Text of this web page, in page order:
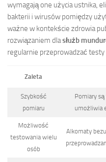
wymagają one użycia ustnika,
bakterii i wirusów pomiędzy
ważne w kontekście zdrowia
rozwiązaniem dlasłużb
regularnie przeprowadzać
Zaleta
Szybkość
pomiaru
Pomiary
umożliwia
Możliwość
testowania wielu
osób
Alkomaty